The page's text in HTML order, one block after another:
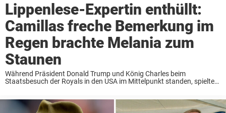
Lippenlese-Expertin enthüllt:
Camillas freche Bemerkung im
Regen brachte Melania zum
Staunen
Während Präsident Donald Trump und König Charles beim
Staatsbesuch der Royals in den USA im Mittelpunkt standen, spielten